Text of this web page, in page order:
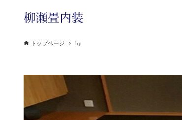
トップページ hp